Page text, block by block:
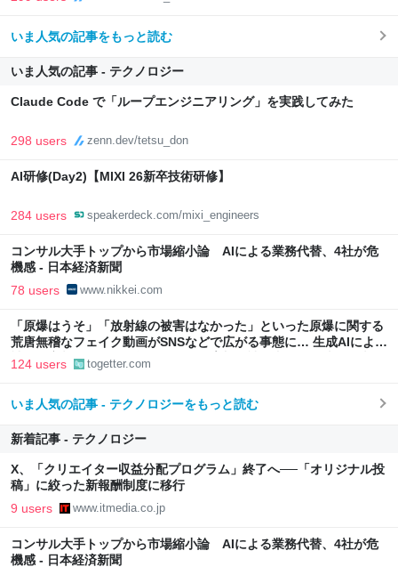
いま人気の記事をもっと読む
いま人気の記事 - テクノロジー
Claude Code で「ループエンジニアリング」を実践してみた
298 users zenn.dev/tetsu_don
AI研修(Day2)【MIXI 26新卒技術研修】
284 users speakerdeck.com/mixi_engineers
コンサル大手トップから市場縮小論 AIによる業務代替、4社が危
機感 - 日本経済新聞
78 users www.nikkei.com
「原爆はうそ」「放射線の被害はなかった」といった原爆に関する
荒唐無稽なフェイク動画がSNSなどで広がる事態に… 生成AIによる
被爆の実相からはかけ離れた動画も増加、被爆者からは憤りの声も
124 users togetter.com
いま人気の記事 - テクノロジーをもっと読む
新着記事 - テクノロジー
X、「クリエイター収益分配プログラム」終了へ──「オリジナル投
稿」に絞った新報酬制度に移行
9 users www.itmedia.co.jp
コンサル大手トップから市場縮小論 AIによる業務代替、4社が危
機感 - 日本経済新聞